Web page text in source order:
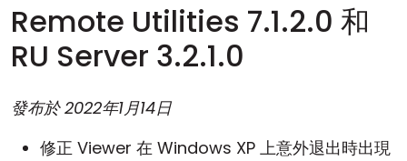
Remote Utilities 7.1.2.0 和
RU Server 3.2.1.0
發布於2022年1月14日
修正 Viewer 在 Windows XP 上意外退出時出現